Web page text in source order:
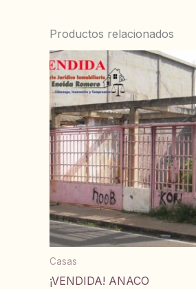
Productos relacionados
Casas
¡VENDIDA! ANACO